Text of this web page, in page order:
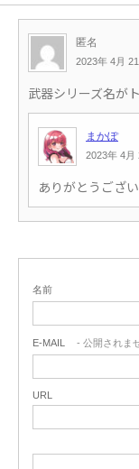
匿名
2023年 4月
武器シリーズ名が
まかぽ
2023年 4月
ありがとうござ
名前
E-MAIL - 公開されま
URL